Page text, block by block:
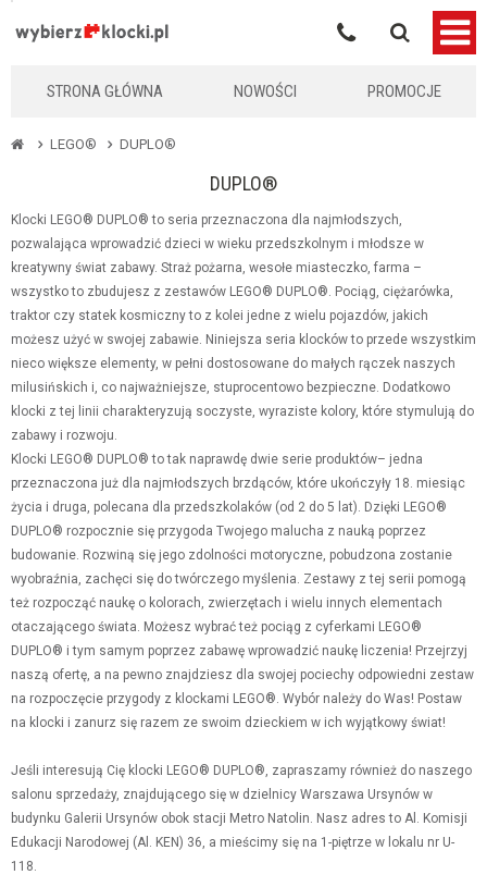
KLOCKIKOLEGO
STRONA GŁÓWNA NOWOŚCI PROMOCJE
LEGO® DUPLO®
DUPLO®
Klocki LEGO® DUPLO® to seria przeznaczona dla najmłodszych,
pozwalająca wprowadzić dzieci w wieku przedszkolnym i młodsze w
kreatywny świat zabawy. Straż pożarna, wesołe miasteczko, farma –
wszystko to zbudujesz z zestawów LEGO® DUPLO®. Pociąg, ciężarówka,
traktor czy statek kosmiczny to z kolei jedne z wielu pojazdów, jakich
możesz użyć w swojej zabawie. Niniejsza seria klocków to przede wszystkim
nieco większe elementy, w pełni dostosowane do małych rączek naszych
milusińskich i, co najważniejsze, stuprocentowo bezpieczne. Dodatkowo
klocki z tej linii charakteryzują soczyste, wyraziste kolory, które stymulują do
zabawy i rozwoju.
Klocki LEGO® DUPLO® to tak naprawdę dwie serie produktów– jedna
przeznaczona już dla najmłodszych brzdąców, które ukończyły 18. miesiąc
życia i druga, polecana dla przedszkolaków (od 2 do 5 lat). Dzięki LEGO®
DUPLO® rozpocznie się przygoda Twojego malucha z nauką poprzez
budowanie. Rozwiną się jego zdolności motoryczne, pobudzona zostanie
wyobraźnia, zachęci się do twórczego myślenia. Zestawy z tej serii pomogą
też rozpocząć naukę o kolorach, zwierzętach i wielu innych elementach
otaczającego świata. Możesz wybrać też pociąg z cyferkami LEGO®
DUPLO® i tym samym poprzez zabawę wprowadzić naukę liczenia! Przejrzyj
naszą ofertę, a na pewno znajdziesz dla swojej pociechy odpowiedni zestaw
na rozpoczęcie przygody z klockami LEGO®. Wybór należy do Was! Postaw
na klocki i zanurz się razem ze swoim dzieckiem w ich wyjątkowy świat!
Jeśli interesują Cię klocki LEGO® DUPLO®, zapraszamy również do naszego
salonu sprzedaży, znajdującego się w dzielnicy Warszawa Ursynów w
budynku Galerii Ursynów obok stacji Metro Natolin. Nasz adres to Al. Komisji
Edukacji Narodowej (Al. KEN) 36, a mieścimy się na 1-piętrze w lokalu nr U-
118.